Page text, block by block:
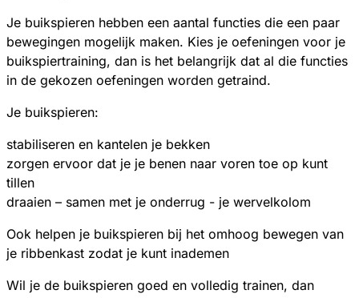
Je buikspieren hebben een aantal functies die een paar
bewegingen mogelijk maken. Kies je oefeningen voor je
buikspiertraining, dan is het belangrijk dat al die functies
in de gekozen oefeningen worden getraind.
Je buikspieren:
stabiliseren en kantelen je bekken
zorgen ervoor dat je je benen naar voren toe op kunt
tillen
draaien – samen met je onderrug - je wervelkolom
Ook helpen je buikspieren bij het omhoog bewegen van
je ribbenkast zodat je kunt inademen
Wil je de buikspieren goed en volledig trainen, dan